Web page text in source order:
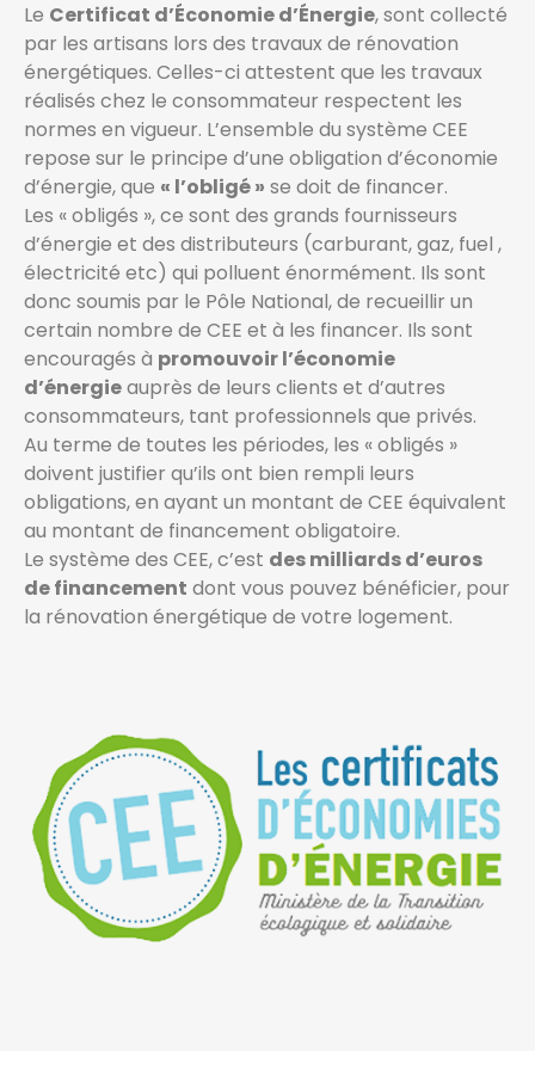
Le Certificat d’Économie d’Énergie, sont collecté
par les artisans lors des travaux de rénovation
énergétiques. Celles-ci attestent que les travaux
réalisés chez le consommateur respectent les
normes en vigueur. L’ensemble du système CEE
repose sur le principe d’une obligation d’économie
d’énergie, que « l’obligé » se doit de financer.
Les « obligés », ce sont des grands fournisseurs
d’énergie et des distributeurs (carburant, gaz, fuel ,
électricité etc) qui polluent énormément. Ils sont
donc soumis par le Pôle National, de recueillir un
certain nombre de CEE et à les financer. Ils sont
encouragés à promouvoir l’économie
d’énergieauprès de leurs clients et d’autres
consommateurs, tant professionnels que privés.
Au terme de toutes les périodes, les « obligés »
doivent justifier qu’ils ont bien rempli leurs
obligations, en ayant un montant de CEE équivalent
au montant de financement obligatoire.
Le système des CEE, c’est des milliards d’euros
de financement dont vous pouvez bénéficier, pour
la rénovation énergétique de votre logement.